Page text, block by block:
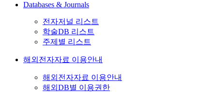
Databases & Journals
전자저널 리스트
학술DB 리스트
주제별 리스트
해외전자자료 이용안내
해외전자자료 이용안내
해외DB별 이용권한